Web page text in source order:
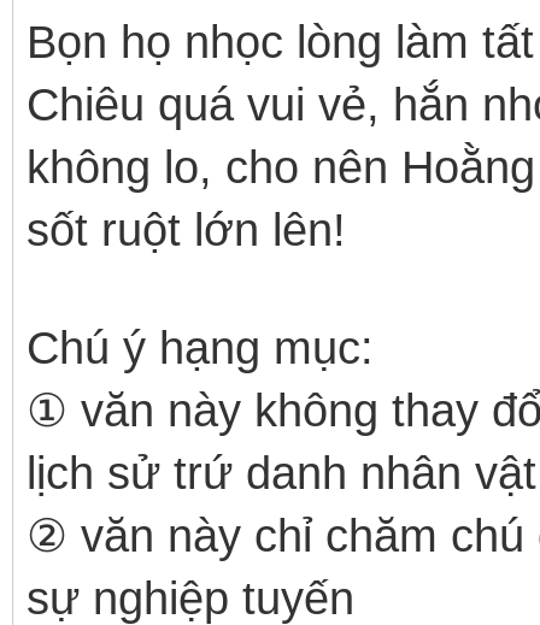
Bọn họ nhọc lòng làm
Chiêu quá vui vẻ, hắn
không lo, cho nên
sốt ruột lớn lên!
Chú ý hạng mục:
① văn này không thay
lịch sử trứ danh nhân
② văn này chỉ chăm
sự nghiệp tuyến